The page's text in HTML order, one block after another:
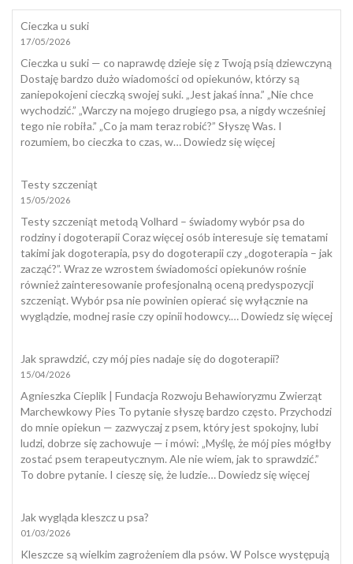
Cieczka u suki
17/05/2026
Cieczka u suki — co naprawdę dzieje się z Twoją psią dziewczyną
Dostaję bardzo dużo wiadomości od opiekunów, którzy są
zaniepokojeni cieczką swojej suki. „Jest jakaś inna.” „Nie chce
wychodzić.” „Warczy na mojego drugiego psa, a nigdy wcześniej
tego nie robiła.” „Co ja mam teraz robić?” Słyszę Was. I
rozumiem, bo cieczka to czas, w…Dowiedz się więcej:
Testy szczeniąt
15/05/2026
Testy szczeniąt metodą Volhard – świadomy wybór psa do
rodziny i dogoterapii Coraz więcej osób interesuje się tematami
takimi jak dogoterapia, psy do dogoterapii czy „dogoterapia – jak
zacząć?”. Wraz ze wzrostem świadomości opiekunów rośnie
również zainteresowanie profesjonalną oceną predyspozycji
szczeniąt. Wybór psa nie powinien opierać się wyłącznie na
wyglądzie, modnej rasie czy opinii hodowcy.…Dowiedz się więcej:
Jak sprawdzić, czy mój pies nadaje się do dogoterapii?
15/04/2026
Agnieszka Cieplik | Fundacja Rozwoju Behawioryzmu Zwierząt
Marchewkowy Pies To pytanie słyszę bardzo często. Przychodzi
do mnie opiekun — zazwyczaj z psem, który jest spokojny, lubi
ludzi, dobrze się zachowuje — i mówi: „Myślę, że mój pies mógłby
zostać psem terapeutycznym. Ale nie wiem, jak to sprawdzić.”
To dobre pytanie. I cieszę się, że ludzie…Dowiedz się więcej:
pies
Jak wygląda kleszcz u psa?
01/03/2026
Kleszcze są wielkim zagrożeniem dla psów. W Polsce występują